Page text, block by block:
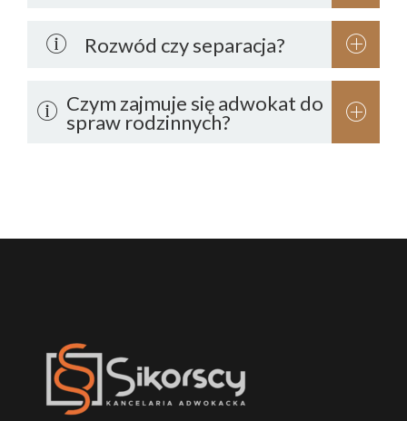
Rozwód czy separacja?
Czym zajmuje się adwokat do
spraw rodzinnych?